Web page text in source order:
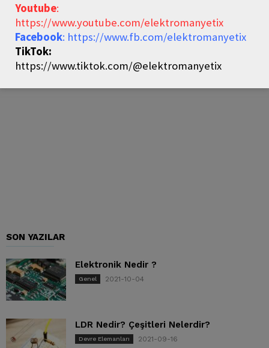
SON YAZILAR
Elektronik Nedir ?
Genel 2021-10-04
LDR Nedir? Çeşitleri Nelerdir?
Devre Elemanları 2021-09-16
Youtube:
https://www.youtube.com/elektromanyetix
Facebook: https://www.fb.com/elektromanyetix
TikTok:
https://www.tiktok.com/@elektromanyetix